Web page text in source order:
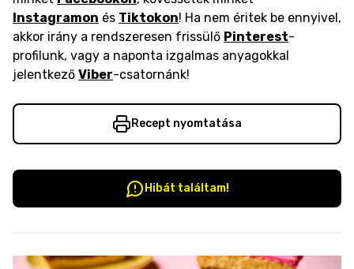
Instagramon és Tiktokon! Ha nem éritek be ennyivel,
akkor irány a rendszeresen frissülő Pinterest-
profilunk, vagy a naponta izgalmas anyagokkal
jelentkező Viber-csatornánk!
Recept nyomtatása
Hibát találtam!